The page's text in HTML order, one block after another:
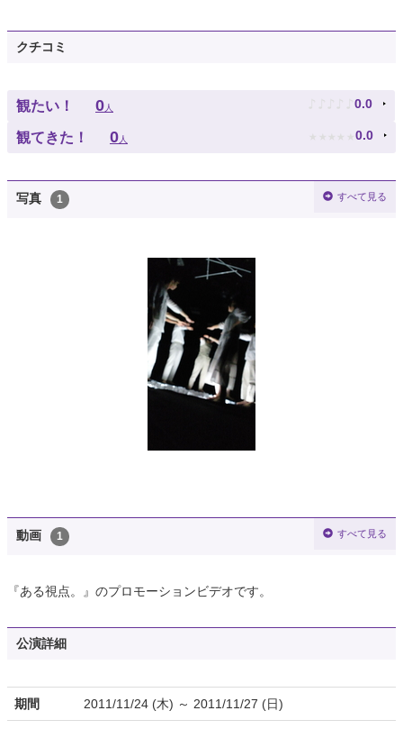
クチコミ
観たい！ 0人 ♪ ♪ ♪ ♪ ♪ 0.0
観てきた！ 0人 ★ ★ ★ ★ ★ 0.0
写真 1 すべて見る
動画 1 すべて見る
『ある視点。』のプロモーションビデオです。
公演詳細
期間 2011/11/24 (木) ～ 2011/11/27 (日)